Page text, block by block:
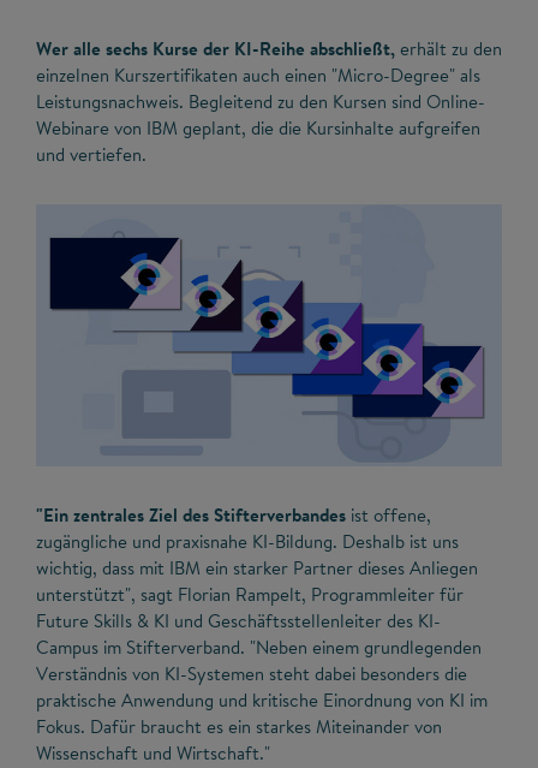
Wer alle sechs Kurse der KI-Reihe abschließt,erhält zu den
einzelnen Kurszertifikaten auch einen "Micro-Degree" als
Leistungsnachweis. Begleitend zu den Kursen sind Online-
Webinare von IBM geplant, die die Kursinhalte aufgreifen
und vertiefen.
"Ein zentrales Ziel des Stifterverbandes ist offene,
zugängliche und praxisnahe KI-Bildung. Deshalb ist uns
wichtig, dass mit IBM ein starker Partner dieses Anliegen
unterstützt", sagt Florian Rampelt, Programmleiter für
Future Skills & KI und Geschäftsstellenleiter des KI-
Campus im Stifterverband. "Neben einem grundlegenden
Verständnis von KI-Systemen steht dabei besonders die
praktische Anwendung und kritische Einordnung von KI im
Fokus. Dafür braucht es ein starkes Miteinander von
Wissenschaft und Wirtschaft."